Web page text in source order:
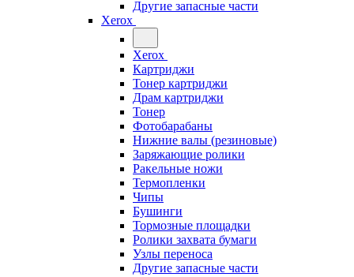
Другие запасные части
Xerox
Xerox
Картриджи
Тонер картриджи
Драм картриджи
Тонер
Фотобарабаны
Нижние валы (резиновые)
Заряжающие ролики
Ракельные ножи
Термопленки
Чипы
Бушинги
Тормозные площадки
Ролики захвата бумаги
Узлы переноса
Другие запасные части